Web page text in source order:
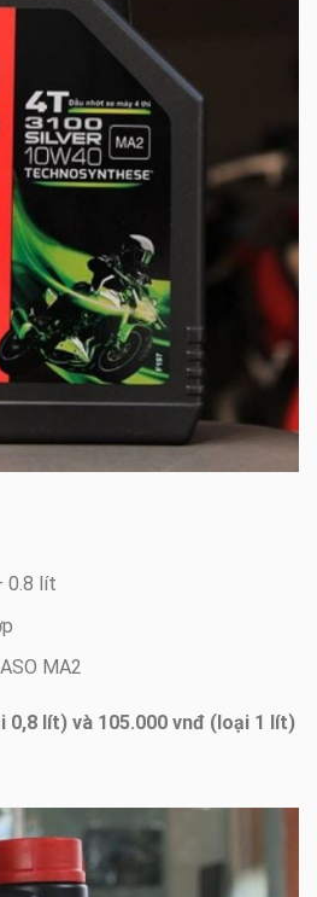
0.8 lít
MA2
0,8 lít) và 105.000 vnđ (loại 1 lít)